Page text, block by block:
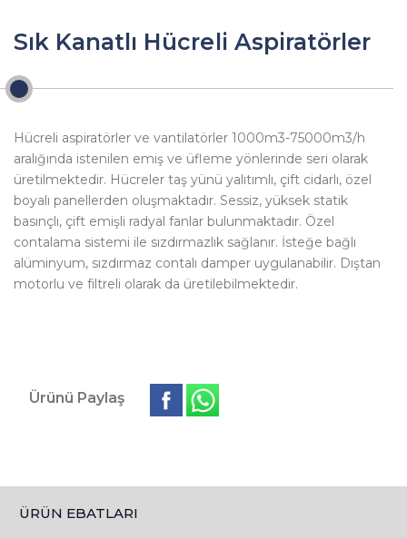
Sık Kanatlı Hücreli Aspiratörler
Hücreli aspiratörler ve vantilatörler 1000m3-75000m3/h
aralığında istenilen emiş ve üfleme yönlerinde seri olarak
üretilmektedir. Hücreler taş yünü yalıtımlı, çift cidarlı, özel
boyalı panellerden oluşmaktadır. Sessiz, yüksek statik
basınçlı, çift emişli radyal fanlar bulunmaktadır. Özel
contalama sistemi ile sızdırmazlık sağlanır. İsteğe bağlı
alüminyum, sızdırmaz contalı damper uygulanabilir. Dıştan
motorlu ve filtreli olarak da üretilebilmektedir.
Ürünü Paylaş
ÜRÜN EBATLARI